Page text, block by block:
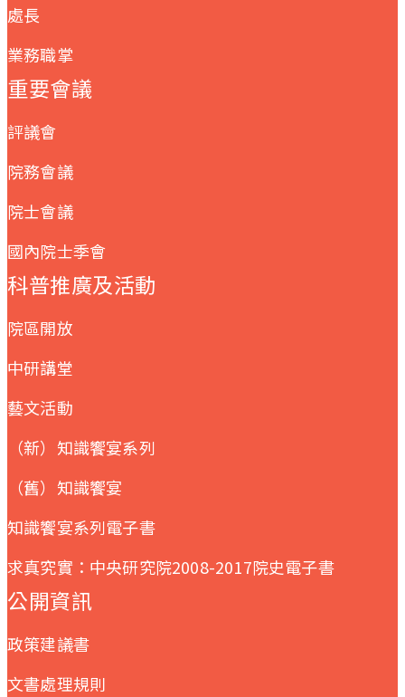
處長
業務職掌
重要會議
評議會
院務會議
院士會議
國內院士季會
科普推廣及活動
院區開放
中研講堂
藝文活動
（新）知識饗宴系列
（舊）知識饗宴
知識饗宴系列電子書
求真究實：中央研究院2008-2017院史電子書
公開資訊
政策建議書
文書處理規則